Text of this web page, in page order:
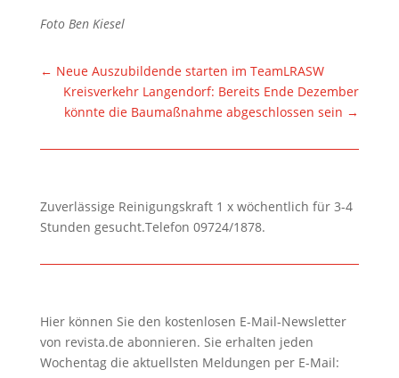
Foto Ben Kiesel
← Neue Auszubildende starten im TeamLRASW
Kreisverkehr Langendorf: Bereits Ende Dezember
könnte die Baumaßnahme abgeschlossen sein →
Zuverlässige Reinigungskraft 1 x wöchentlich für 3-4
Stunden gesucht.Telefon 09724/1878.
Hier können Sie den kostenlosen E-Mail-Newsletter
von revista.de abonnieren. Sie erhalten jeden
Wochentag die aktuellsten Meldungen per E-Mail: